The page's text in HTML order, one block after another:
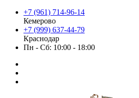
+7 (961) 714-96-14
Кемерово
+7 (999) 637-44-79
Краснодар
Пн - Сб: 10:00 - 18:00